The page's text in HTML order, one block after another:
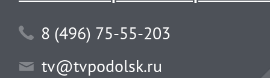
8 (496) 75-55-203
tv@tvpodolsk.ru